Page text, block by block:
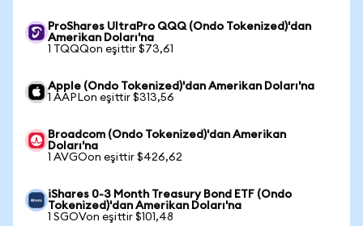
ProShares UltraPro QQQ (Ondo Tokenized)'dan
Amerikan Doları'na
1 TQQQon eşittir $73,61
Apple (Ondo Tokenized)'dan Amerikan Doları'na
1 AAPLon eşittir $313,56
Broadcom (Ondo Tokenized)'dan Amerikan
Doları'na
1 AVGOon eşittir $426,62
iShares 0-3 Month Treasury Bond ETF (Ondo
Tokenized)'dan Amerikan Doları'na
1 SGOVon eşittir $101,48